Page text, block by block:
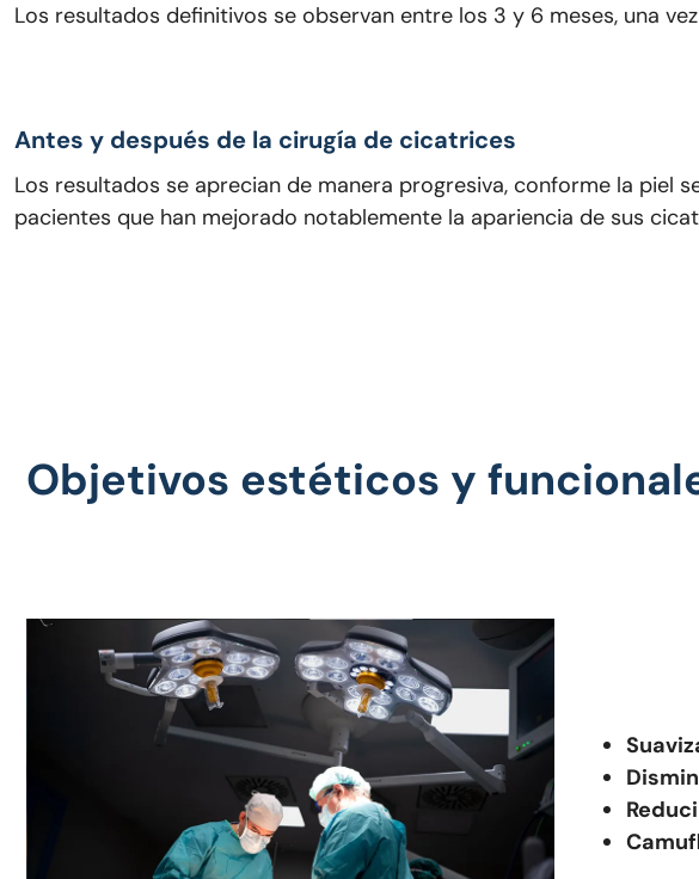
Los resultados definitivos se observan entre los 3 y 6 meses, una
Antes y después de la cirugía de cicatrices
Los resultados se aprecian de manera progresiva, conforme la piel
pacientes que han mejorado notablemente la apariencia de sus
Objetivos estéticos y